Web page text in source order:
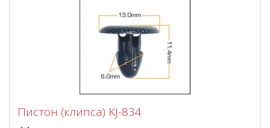
Пистон (клипса) KJ-834